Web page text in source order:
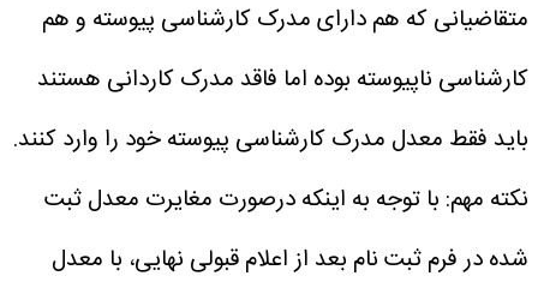
متقاضیانی که هم دارای مدرک کارشناسی پیوسته و هم
کارشناسی ناپیوسته بوده اما فاقد مدرک کاردانی هستند
باید فقط معدل مدرک کارشناسی پیوسته خود را وارد کنند.
نکته مهم: با توجه به اینکه درصورت مغایرت معدل ثبت
شده در فرم ثبت نام بعد از اعلام قبولی نهایی، با معدل